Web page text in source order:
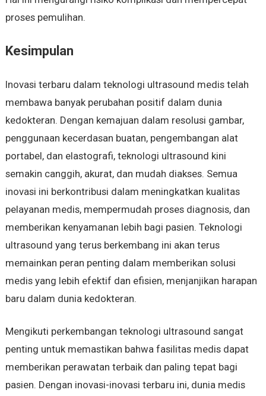
proses pemulihan.
Kesimpulan
Inovasi terbaru dalam teknologi ultrasound medis telah
membawa banyak perubahan positif dalam dunia
kedokteran. Dengan kemajuan dalam resolusi gambar,
penggunaan kecerdasan buatan, pengembangan alat
portabel, dan elastografi, teknologi ultrasound kini
semakin canggih, akurat, dan mudah diakses. Semua
inovasi ini berkontribusi dalam meningkatkan kualitas
pelayanan medis, mempermudah proses diagnosis, dan
memberikan kenyamanan lebih bagi pasien. Teknologi
ultrasound yang terus berkembang ini akan terus
memainkan peran penting dalam memberikan solusi
medis yang lebih efektif dan efisien, menjanjikan harapan
baru dalam dunia kedokteran.
Mengikuti perkembangan teknologi ultrasound sangat
penting untuk memastikan bahwa fasilitas medis dapat
memberikan perawatan terbaik dan paling tepat bagi
pasien. Dengan inovasi-inovasi terbaru ini, dunia medis